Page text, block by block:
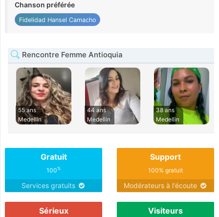
Chanson préférée
Fidelidad Hansel Camacho
Rencontre Femme Antioquia
55 ans
Medellin
44 ans
Medellin
38 ans
Medellin
Gratuit
100%
Services gratuits
Support
100% gratuit
Modérateurs à l'écoute
Sérieux Visiteurs